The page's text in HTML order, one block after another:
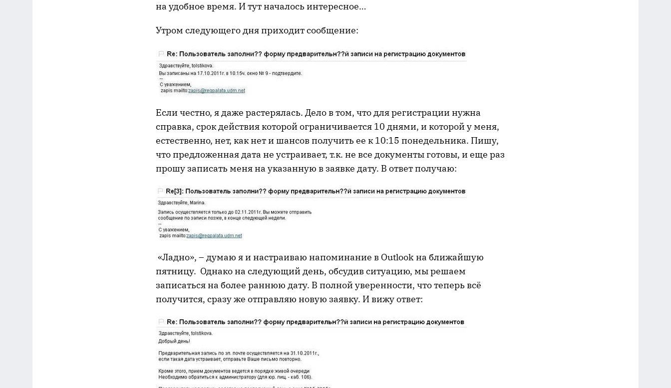
на удобное время. И тут началось интересное…
Утром следующего дня приходит сообщение:
Если честно, я даже растерялась. Дело в том, что для регистрации нужна
справка, срок действия которой ограничивается 10 днями, и которой у меня,
естественно, нет, как нет и шансов получить ее к 10:15 понедельника. Пишу,
что предложенная дата не устраивает, т.к. не все документы готовы, и еще раз
прошу записать меня на указанную в заявке дату. В ответ получаю:
«Ладно», – думаю я и настраиваю напоминание в Outlook на ближайшую
пятницу. Однако на следующий день, обсудив ситуацию, мы решаем
записаться на более раннюю дату. В полной уверенности, что теперь всё
получится, сразу же отправляю новую заявку. И вижу ответ: